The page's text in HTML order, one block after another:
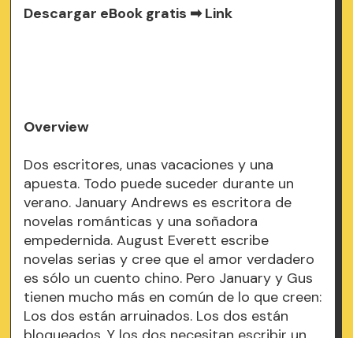
Descargar eBook gratis ➡Link
Overview
Dos escritores, unas vacaciones y una
apuesta. Todo puede suceder durante un
verano. January Andrews es escritora de
novelas románticas y una soñadora
empedernida. August Everett escribe
novelas serias y cree que el amor verdadero
es sólo un cuento chino. Pero January y Gus
tienen mucho más en común de lo que creen:
Los dos están arruinados. Los dos están